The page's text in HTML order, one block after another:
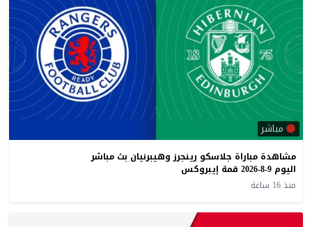
مباشر
مشاهدة مباراة جلاسكو رينجرز وهيبرنيان بث مباشر
اليوم 9-8-2026 قمة إيبروكس
منذ 16 ساعة